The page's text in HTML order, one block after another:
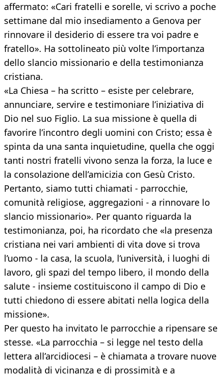
affermato: «Cari fratelli e sorelle, vi scrivo a poche
settimane dal mio insediamento a Genova per
rinnovare il desiderio di essere tra voi padre e
fratello». Ha sottolineato più volte l’importanza
dello slancio missionario e della testimonianza
cristiana.
«La Chiesa – ha scritto – esiste per celebrare,
annunciare, servire e testimoniare l’iniziativa di
Dio nel suo Figlio. La sua missione è quella di
favorire l’incontro degli uomini con Cristo; essa è
spinta da una santa inquietudine, quella che oggi
tanti nostri fratelli vivono senza la forza, la luce e
la consolazione dell’amicizia con Gesù Cristo.
Pertanto, siamo tutti chiamati - parrocchie,
comunità religiose, aggregazioni - a rinnovare lo
slancio missionario». Per quanto riguarda la
testimonianza, poi, ha ricordato che «la presenza
cristiana nei vari ambienti di vita dove si trova
l’uomo - la casa, la scuola, l’università, i luoghi di
lavoro, gli spazi del tempo libero, il mondo della
salute - insieme costituiscono il campo di Dio e
tutti chiedono di essere abitati nella logica della
missione».
Per questo ha invitato le parrocchie a ripensare se
stesse. «La parrocchia – si legge nel testo della
lettera all’arcidiocesi – è chiamata a trovare nuove
modalità di vicinanza e di prossimità e a